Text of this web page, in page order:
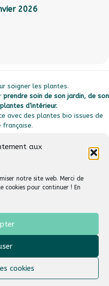
aux
notre site web. Merci de
cookies pour continuer ! En
cookies
2026
soigner les plantes.
prendre soin de son jardin, de son
d’intérieur.
avec des plantes bio issues de
française.
droits réservés –
Agence Web HDS